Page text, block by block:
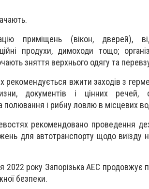
приміщень (вікон, дверей),
продухи, димоходи тощо;
зняття верхнього одягу та
рекомендується вжити заходів з
документів і цінних речей,
полювання і рибну ловлю в місцевих
рекомендовано проведення
для автотранспорту щодо виїзду
року Запорізька АЕС продовжує
безпеки.